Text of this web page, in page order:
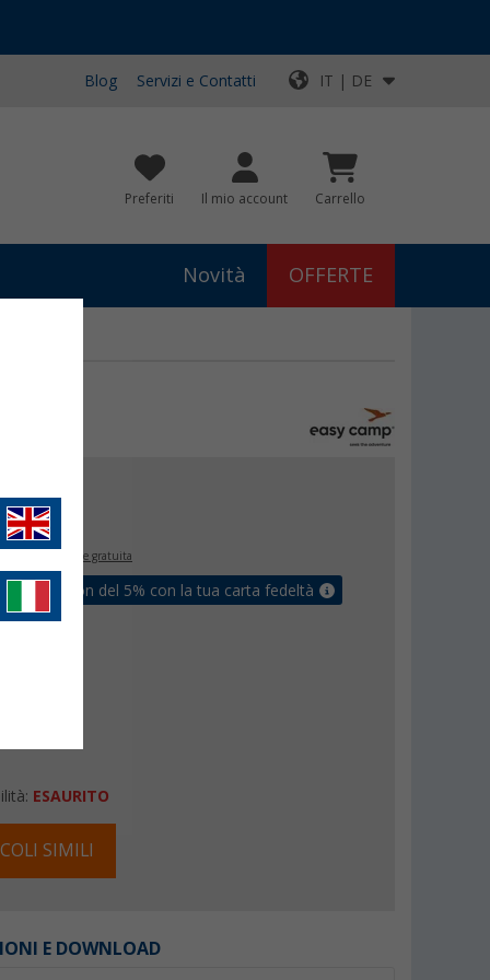
Blog Servizi e Contatti IT | DE
Preferiti Il mio account Carrello
Novità OFFERTE
€
spedizione gratuita
un coupon del 5% con la tua carta fedeltà
ESAURITO
SIMILI
E DOWNLOAD